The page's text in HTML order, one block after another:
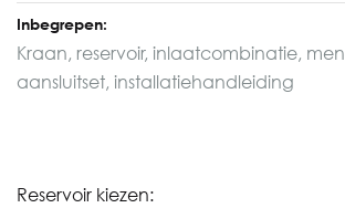
Inbegrepen:
Kraan, reservoir, inlaatcombinatie,
aansluitset, installatiehandleiding
Reservoir kiezen: